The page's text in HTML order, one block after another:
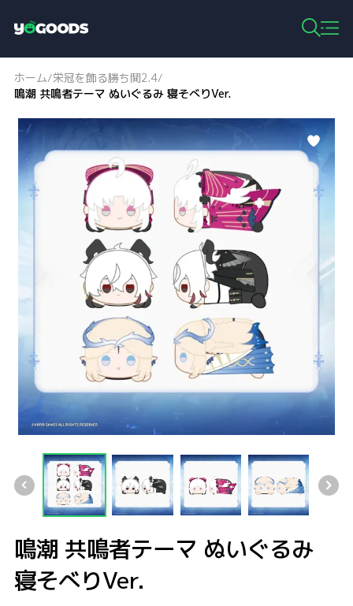
o
g
o
o
ホーム/栄冠を飾る勝ち鬨2.4/
鳴潮 共鳴者テーマ ぬいぐるみ 寝そべりVer.
鳴潮 共鳴者テーマ ぬいぐるみ
寝そべりVer.